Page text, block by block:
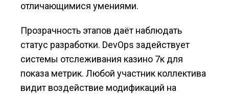
отличающимися умениями.
Прозрачность этапов даёт наблюдать
статус разработки. DevOps задействует
системы отслеживания казино 7к для
показа метрик. Любой участник коллектива
видит воздействие модификаций на